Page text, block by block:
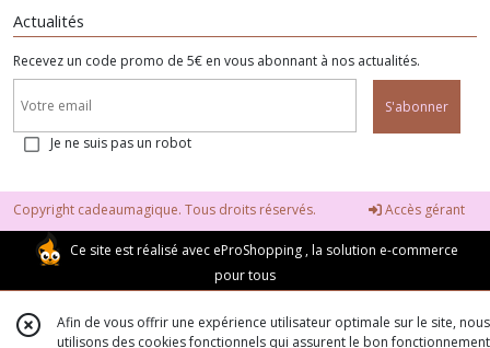
Actualités
Recevez un code promo de 5€ en vous abonnant à nos actualités.
S'abonner
Je ne suis pas un robot
Copyright cadeaumagique. Tous droits réservés. Accès gérant
Ce site est réalisé avec eProShopping , la solution e-commerce
pour tous
Afin de vous offrir une expérience utilisateur optimale sur le site, nous
utilisons des cookies fonctionnels qui assurent le bon fonctionnement